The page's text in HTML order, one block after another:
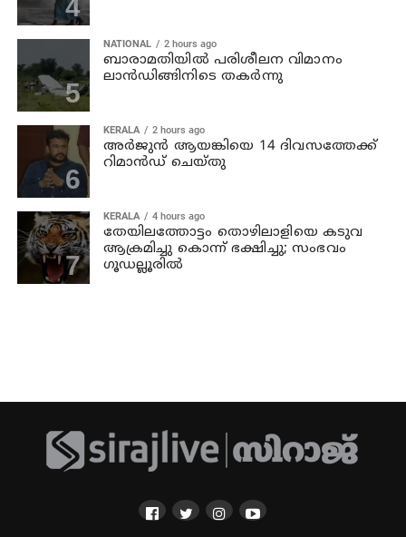
NATIONAL 2 hours ago
ബാരാമതിയില്‍ പരിശീലന വിമാനം
ലാന്‍ഡിങ്ങിനിടെ തകര്‍ന്നു
KERALA 2 hours ago
അര്‍ജുന്‍ ആയങ്കിയെ 14 ദിവസത്തേക്ക്
റിമാൻഡ് ചെയ്തു
KERALA 4 hours ago
തേയിലത്തോട്ടം തൊഴിലാളിയെ കടുവ
ആക്രമിച്ചു കൊന്ന് ഭക്ഷിച്ചു; സംഭവം
ഗൂഡല്ലൂരില്‍